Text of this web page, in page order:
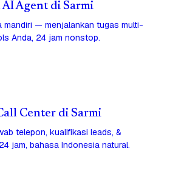
AI Agent di Sarmi
mandiri — menjalankan tugas multi-
Anda, 24 jam nonstop.
Center di Sarmi
telepon, kualifikasi leads, &
jam, bahasa Indonesia natural.